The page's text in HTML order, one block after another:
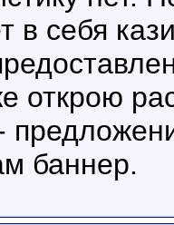
в себя
открою
баннер.